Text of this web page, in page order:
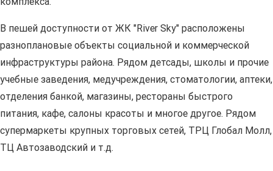
В пешей доступности от ЖК "River Sky" расположены
разноплановые объекты социальной и коммерческой
инфраструктуры района. Рядом детсады, школы и прочие
учебные заведения, медучреждения, стоматологии, аптеки,
отделения банкой, магазины, рестораны быстрого
питания, кафе, салоны красоты и многое другое. Рядом
супермаркеты крупных торговых сетей, ТРЦ Глобал Молл,
ТЦ Автозаводский и т.д.